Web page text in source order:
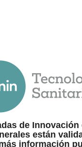
de Innovación
están
información